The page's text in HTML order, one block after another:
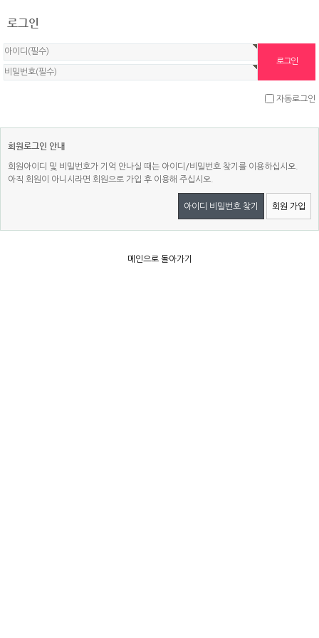
로그인
자동로그인
회원로그인 안내
회원아이디 및 비밀번호가 기억 안나실 때는 아이디/비밀번호 찾기를 이용하십시오.
아직 회원이 아니시라면 회원으로 가입 후 이용해 주십시오.
아이디 비밀번호 찾기 회원 가입
메인으로 돌아가기